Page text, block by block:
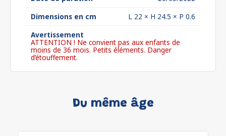
Dimensions en cm
L 22 × H 24.5 × P 0.6
Avertissement
ATTENTION ! Ne convient pas aux enfants de
moins de 36 mois. Petits éléments. Danger
d’étouffement.
Du même âge